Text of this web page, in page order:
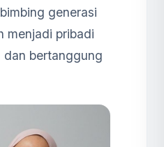
generasi
menjadi pribadi
bertanggung